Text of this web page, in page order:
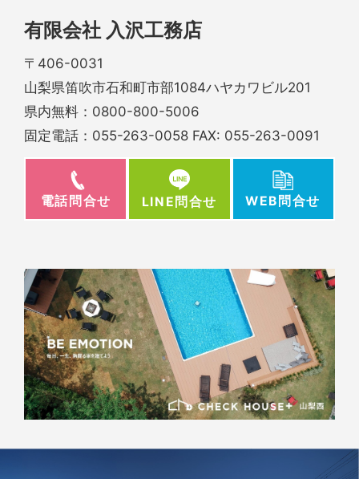
有限会社 入沢工務店
〒406-0031
山梨県笛吹市石和町市部1084ハヤカワビル201
県内無料： 0800-800-5006
固定電話： 055-263-0058 FAX: 055-263-0091
電話問合せ LINE問合せ WEB問合せ